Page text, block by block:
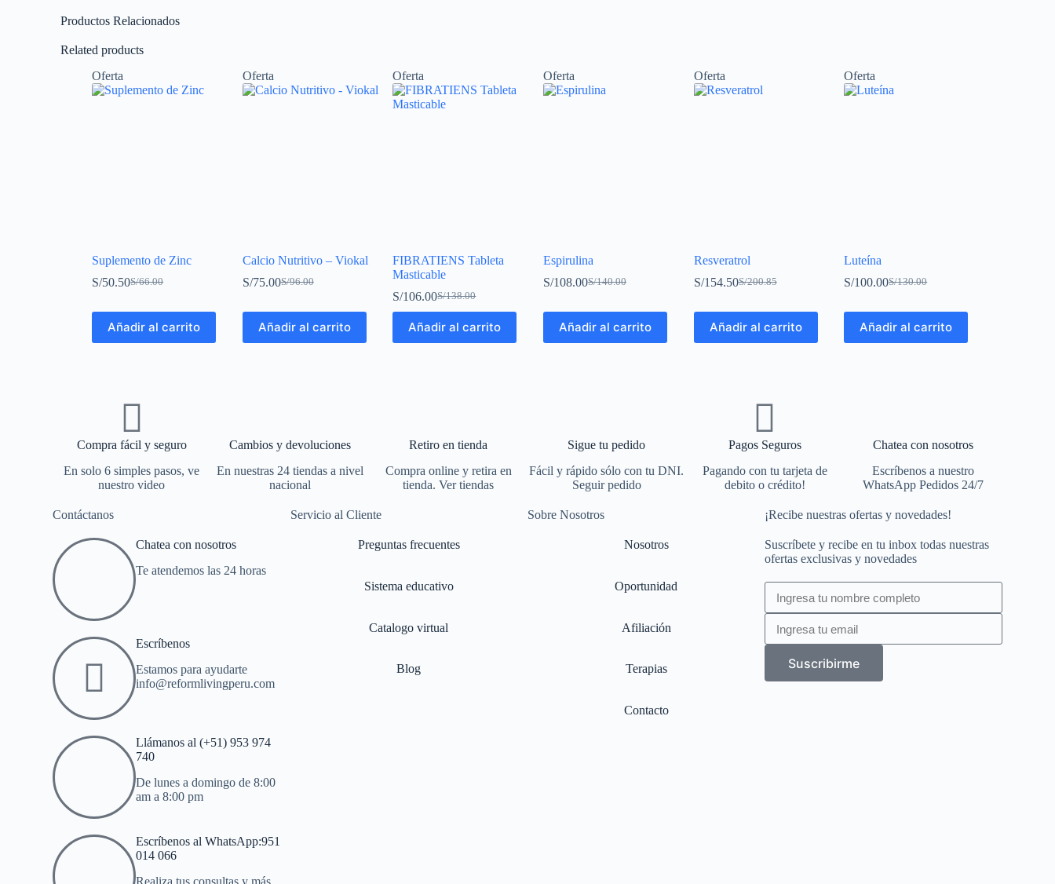
Productos Relacionados
Related products
Oferta
Suplemento de Zinc
S/66.00
S/50.50
Añadir al carrito
Oferta
Calcio Nutritivo – Viokal
S/96.00
S/75.00
Añadir al carrito
Oferta
FIBRATIENS Tableta
Masticable
S/138.00
S/106.00
Añadir al carrito
Oferta
Espirulina
S/140.00
S/108.00
Añadir al carrito
Oferta
Resveratrol
S/200.85
S/154.50
Añadir al carrito
Oferta
Luteína
S/130.00
S/100.00
Añadir al carrito
Compra fácil y seguro
En solo 6 simples pasos, ve
nuestro video
Cambios y devoluciones
En nuestras 24 tiendas a nivel
nacional
Retiro en tienda
Compra online y retira en
tienda. Ver tiendas
Sigue tu pedido
Fácil y rápido sólo con tu DNI.
Seguir pedido
Pagos Seguros
Pagando con tu tarjeta de
debito o crédito!
Chatea con nosotros
Escríbenos a nuestro
WhatsApp Pedidos 24/7
Contáctanos
Chatea con nosotros
Te atendemos las 24 horas
Escríbenos
Estamos para ayudarte
info@reformlivingperu.com
Llámanos al (+51) 953 974
740
De lunes a domingo de 8:00
am a 8:00 pm
Escríbenos al WhatsApp:951
014 066
Realiza tus consultas y más
Servicio al Cliente
Preguntas frecuentes
Sistema educativo
Catalogo virtual
Blog
Sobre Nosotros
Nosotros
Oportunidad
Afiliación
Terapias
Contacto
¡Recibe nuestras ofertas y novedades!
Suscríbete y recibe en tu inbox todas nuestras
ofertas exclusivas y novedades
Suscribirme